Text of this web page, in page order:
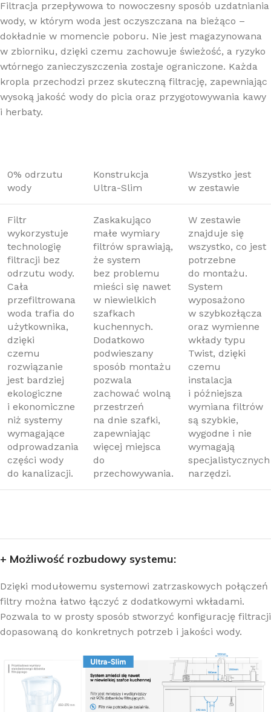
Filtracja przepływowa to nowoczesny sposób uzdatniania
wody, w którym woda jest oczyszczana na bieżąco –
dokładnie w momencie poboru. Nie jest magazynowana
w zbiorniku, dzięki czemu zachowuje świeżość, a ryzyko
wtórnego zanieczyszczenia zostaje ograniczone. Każda
kropla przechodzi przez skuteczną filtrację, zapewniając
wysoką jakość wody do picia oraz przygotowywania kawy
i herbaty.
0% odrzutu
wody
Konstrukcja
Ultra-Slim
Wszystko jest
w zestawie
Filtr
wykorzystuje
technologię
filtracji bez
odrzutu wody.
Cała
przefiltrowana
woda trafia do
użytkownika,
dzięki
czemu
rozwiązanie
jest bardziej
ekologiczne
i ekonomiczne
niż systemy
wymagające
odprowadzania
części wody
do kanalizacji.
Zaskakująco
małe wymiary
filtrów sprawiają,
że system
bez problemu
mieści się nawet
w niewielkich
szafkach
kuchennych.
Dodatkowo
podwieszany
sposób montażu
pozwala
zachować wolną
przestrzeń
na dnie szafki,
zapewniając
więcej miejsca
do
przechowywania.
W zestawie
znajduje się
wszystko, co jest
potrzebne
do montażu.
System
wyposażono
w szybkozłącza
oraz wymienne
wkłady typu
Twist, dzięki
czemu
instalacja
i późniejsza
wymiana filtrów
są szybkie,
wygodne i nie
wymagają
specjalistycznych
narzędzi.
+ Możliwość rozbudowy systemu:
Dzięki modułowemu systemowi zatrzaskowych połączeń
filtry można łatwo łączyć z dodatkowymi wkładami.
Pozwala to w prosty sposób stworzyć konfigurację filtracji
dopasowaną do konkretnych potrzeb i jakości wody.